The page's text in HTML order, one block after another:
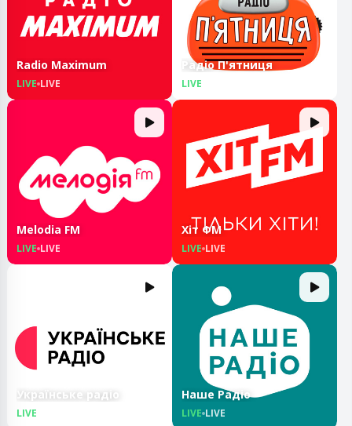
Radio Maximum
LIVE LIVE
Радіо П'ятниця
LIVE
Melodia FM
LIVE LIVE
Хіт ФМ
LIVE LIVE
Українське радіо
LIVE
Наше Радіо
LIVE LIVE